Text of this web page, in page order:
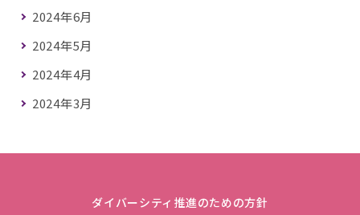
2024年6月
2024年5月
2024年4月
2024年3月
ダイバーシティ推進のための方針